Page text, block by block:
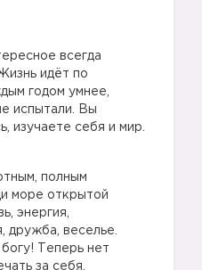
всегда
идёт по
годом умнее,
испытали. Вы
изучаете себя и мир.
полным
море открытой
энергия,
дружба, веселье.
Теперь нет
за себя,